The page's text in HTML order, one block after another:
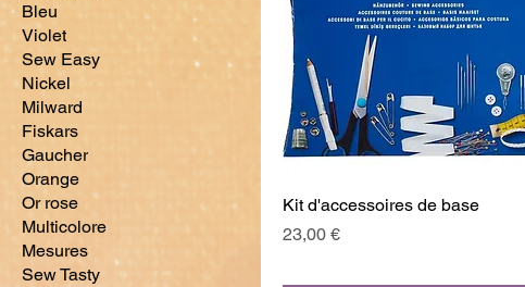
Bleu
Violet
Sew Easy
Nickel
Milward
Fiskars
Gaucher
Orange
Or rose
Multicolore
Mesures
Sew Tasty
Kit d'accessoires de base
Prix
23,00 €